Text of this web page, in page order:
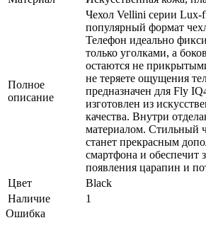
Полное
описание
Чехол Vellini серии Lux-
популярный формат
Телефон идеально
только уголками, а
остаются не
не теряете ощущения
предназначен для Fly
изготовлен из
качества. Внутри
материалом. Стильный
станет прекрасным
смартфона и обеспечит
появления царапин и
Цвет
Black
Наличие
1
Ошибка